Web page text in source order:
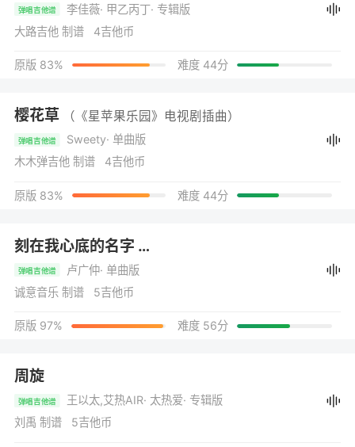
弹唱吉他谱 李佳薇· 甲乙丙丁· 专辑版
大路吉他 制谱 4吉他币
原版 83% 难度 44分
樱花草 （《星苹果乐园》电视剧插曲）
弹唱吉他谱 Sweety· 单曲版
木木弹吉他 制谱 4吉他币
原版 83% 难度 44分
刻在我心底的名字
（电影《刻在你心底的名字》主题曲）
弹唱吉他谱 卢广仲· 单曲版
诚意音乐 制谱 5吉他币
原版 97% 难度 56分
周旋
弹唱吉他谱 王以太,艾热AIR· 太热爱· 专辑版
刘禹 制谱 5吉他币